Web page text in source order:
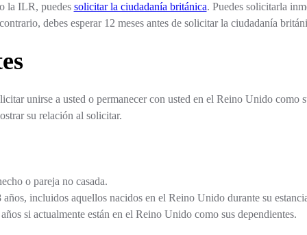
la ILR, puedes solicitar la ciudadanía británica. Puedes solicitarla
debes esperar 12 meses antes de solicitar la ciudadanía
unirse a usted o permanecer con usted en el Reino Unido como
su relación al solicitar.
o pareja no casada.
incluidos aquellos nacidos en el Reino Unido durante su
si actualmente están en el Reino Unido como sus dependientes.